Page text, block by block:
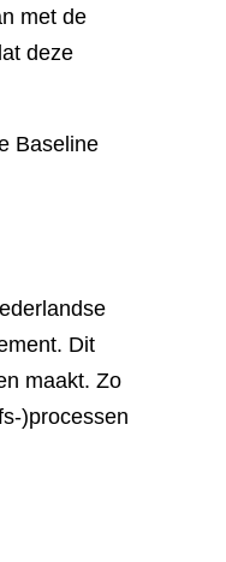
met de
deze
Baseline
Dit
maakt. Zo
)processen